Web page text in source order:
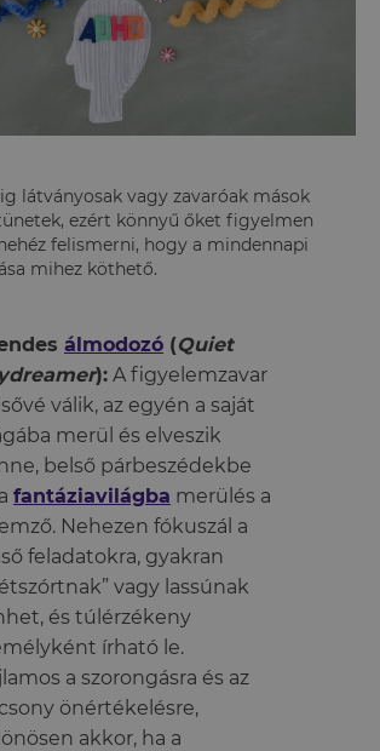
látványosak vagy zavaróak mások
ezért könnyű őket figyelmen
felismerni, hogy a mindennapi
mihez köthető.
álmodozó (Quiet
): A figyelemzavar
válik, az egyén a saját
merül és elveszik
belső párbeszédekbe
fantáziavilágba merülés a
Nehezen fókuszál a
feladatokra, gyakran
vagy lassúnak
és túlérzékeny
írható le.
a szorongásra és az
önértékelésre,
akkor, ha a